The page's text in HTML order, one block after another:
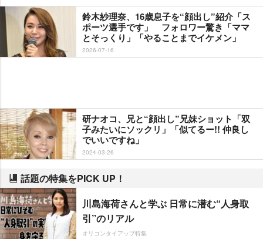
鈴木紗理奈、16歳息子を“顔出し”紹介「ス
ポーツ選手です」 フォロワー驚き「ママ
とそっくり」「やることまでイケメン」
2026-07-16
研ナオコ、兄と“顔出し”兄妹ショット「双
子みたいにソックリ」「似てるー!! 仲良し
でいいですね」
2024-03-26
話題の特集をPICK UP！
川島海荷さんと学ぶ 日常に潜む“人身取
引”のリアル
オリコンタイアップ特集